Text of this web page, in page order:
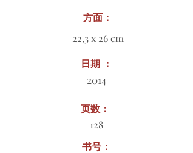
方面：
22,3 x 26 cm
日期 ：
2014
页数：
128
书号：